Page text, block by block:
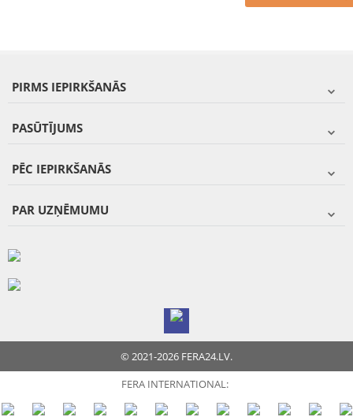
PIRMS IEPIRKŠANĀS
PASŪTĪJUMS
PĒC IEPIRKŠANĀS
PAR UZŅĒMUMU
© 2021-2026 FERA24.LV.
FERA INTERNATIONAL: